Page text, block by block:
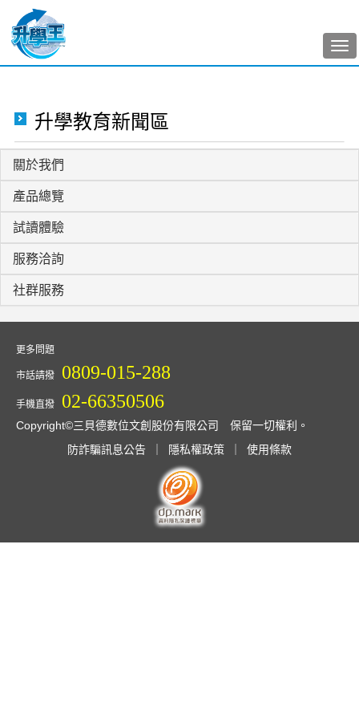
升學教育新聞區
關於我們
產品總覽
試讀體驗
服務洽詢
社群服務
更多問題
市話請撥 0809-015-288
手機直撥 02-66350506
Copyright©三貝德數位文創股份有限公司 保留一切權利。
防詐騙訊息公告
隱私權政策 使用條款